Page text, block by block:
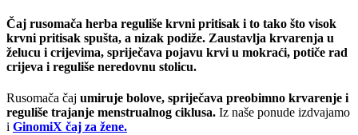
Čaj rusomača herba reguliše krvni pritisak i to tako što visok
krvni pritisak spušta, a nizak podiže. Zaustavlja krvarenja u
želucu i crijevima, spriječava pojavu krvi u mokraći, potiče rad
crijeva i reguliše neredovnu stolicu.
Rusomača čaj umiruje bolove, spriječava preobimno krvarenje i
reguliše trajanje menstrualnog ciklusa. Iz naše ponude izdvajamo
i GinomiX čaj za žene.